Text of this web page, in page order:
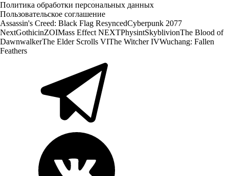
Политика обработки персональных данных
Пользовательское соглашение
Assassin's Creed: Black Flag ResyncedCyberpunk 2077
NextGothicinZOIMass Effect NEXTPhysintSkyblivionThe Blood of
DawnwalkerThe Elder Scrolls VIThe Witcher IVWuchang: Fallen
Feathers